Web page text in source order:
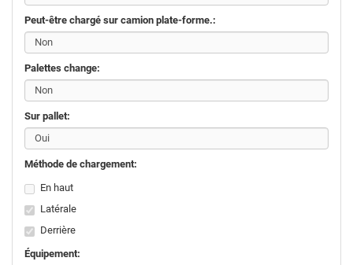
Peut-être chargé sur camion plate-forme.:
Palettes change:
Sur pallet:
Méthode de chargement:
En haut
Latérale
Derrière
Équipement: